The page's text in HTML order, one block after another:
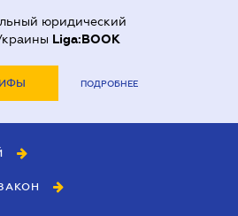
юридический
Liga:BOOK
ПОДРОБНЕЕ